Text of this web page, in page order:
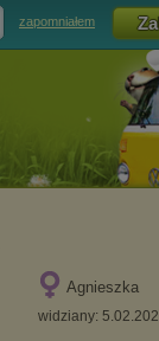
zapomniałem
Agnieszka
widziany: